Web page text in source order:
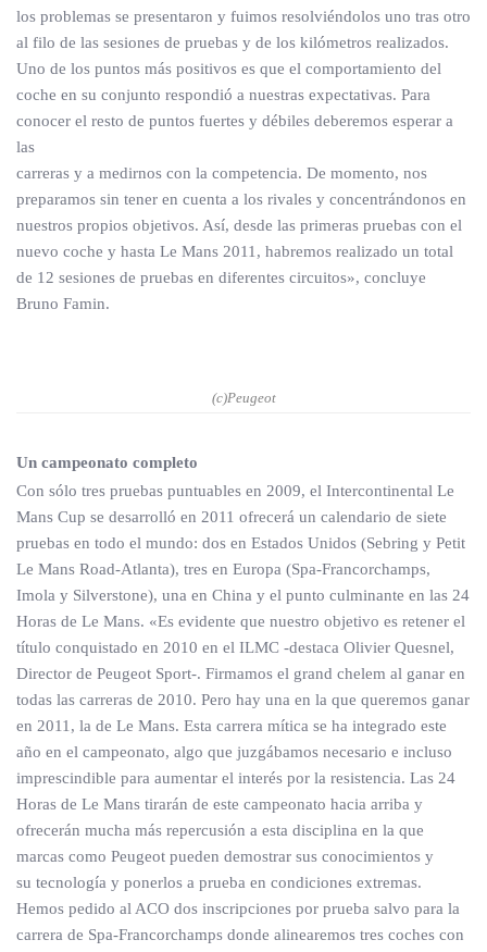
los problemas se presentaron y fuimos resolviéndolos uno tras otro
al filo de las sesiones de pruebas y de los kilómetros realizados.
Uno de los puntos más positivos es que el comportamiento del
coche en su conjunto respondió a nuestras expectativas. Para
conocer el resto de puntos fuertes y débiles deberemos esperar a
las
carreras y a medirnos con la competencia. De momento, nos
preparamos sin tener en cuenta a los rivales y concentrándonos en
nuestros propios objetivos. Así, desde las primeras pruebas con el
nuevo coche y hasta Le Mans 2011, habremos realizado un total
de 12 sesiones de pruebas en diferentes circuitos», concluye
Bruno Famin.
(c)Peugeot
Un campeonato completo
Con sólo tres pruebas puntuables en 2009, el Intercontinental Le
Mans Cup se desarrolló en 2011 ofrecerá un calendario de siete
pruebas en todo el mundo: dos en Estados Unidos (Sebring y Petit
Le Mans Road-Atlanta), tres en Europa (Spa-Francorchamps,
Imola y Silverstone), una en China y el punto culminante en las 24
Horas de Le Mans. «Es evidente que nuestro objetivo es retener el
título conquistado en 2010 en el ILMC -destaca Olivier Quesnel,
Director de Peugeot Sport-. Firmamos el grand chelem al ganar en
todas las carreras de 2010. Pero hay una en la que queremos ganar
en 2011, la de Le Mans. Esta carrera mítica se ha integrado este
año en el campeonato, algo que juzgábamos necesario e incluso
imprescindible para aumentar el interés por la resistencia. Las 24
Horas de Le Mans tirarán de este campeonato hacia arriba y
ofrecerán mucha más repercusión a esta disciplina en la que
marcas como Peugeot pueden demostrar sus conocimientos y
su tecnología y ponerlos a prueba en condiciones extremas.
Hemos pedido al ACO dos inscripciones por prueba salvo para la
carrera de Spa-Francorchamps donde alinearemos tres coches con